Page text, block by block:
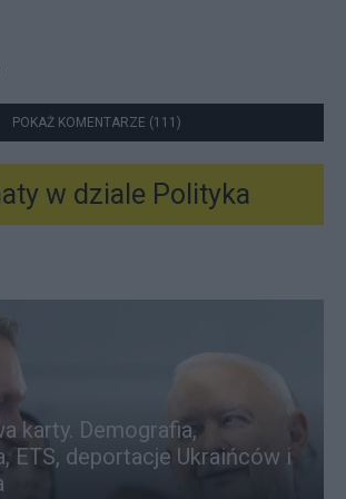
POKAŻ KOMENTARZE (111)
w dziale Polityka
karty. Demografia,
ETS, deportacje Ukraińców i